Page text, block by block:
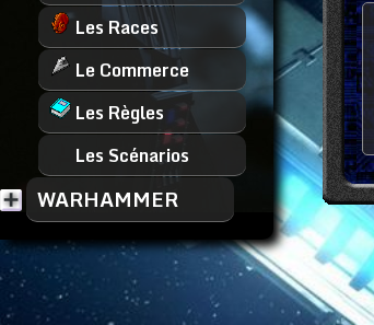
Les Races
Le Commerce
Les Règles
Les Scénarios
WARHAMMER